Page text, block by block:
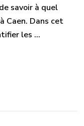
savoir à quel
Caen. Dans cet
les …